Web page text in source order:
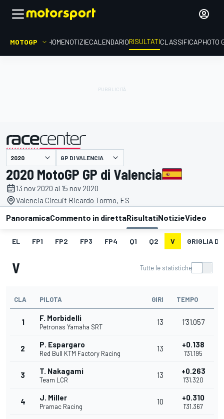
MOTOGP HOMENOTIZIECALENDARIORISULTATICLASSIFICAPHOTO
presentato da GP DI VALENCIA
2020 MotoGP GP di Valencia
13 nov 2020 al 15 nov 2020
Valencia Circuit Ricardo Tormo, ES
PanoramicaCommento in direttaRisultatiNotizieVideo
EL FP1 FP2 FP3 FP4 Q1 Q2 V GRIGLIA DI
V Tutte le statistiche
CLA PILOTA GIRI TEMPO
1 F. Morbidelli
Petronas Yamaha SRT
13 1'31.057
2 P. Espargaro
Red Bull KTM Factory Racing
13 +0.138
1'31.195
3 T. Nakagami
Team LCR
13 +0.263
1'31.320
4 J. Miller
Pramac Racing
10 +0.310
1'31.367